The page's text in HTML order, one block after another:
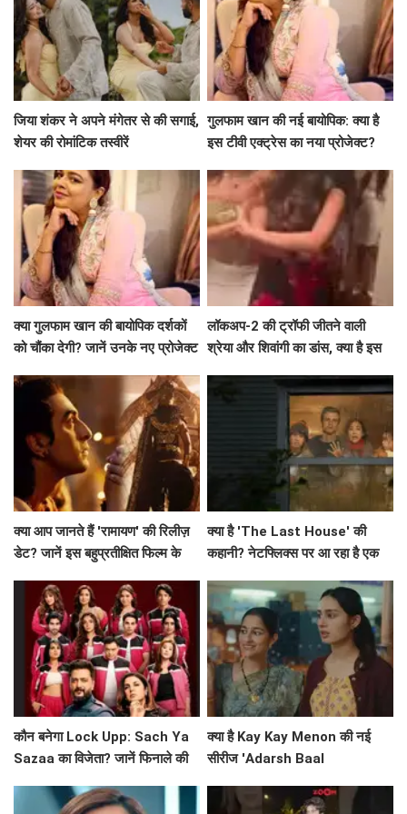
जिया शंकर ने अपने मंगेतर से की सगाई,
शेयर की रोमांटिक तस्वीरें
गुलफाम खान की नई बायोपिक: क्या है
इस टीवी एक्ट्रेस का नया प्रोजेक्ट?
क्या गुलफाम खान की बायोपिक दर्शकों
को चौंका देगी? जानें उनके नए प्रोजेक्ट
लॉकअप-2 की ट्रॉफी जीतने वाली
श्रेया और शिवांगी का डांस, क्या है इस
क्या आप जानते हैं 'रामायण' की रिलीज़
डेट? जानें इस बहुप्रतीक्षित फिल्म के
क्या है 'The Last House' की
कहानी? नेटफ्लिक्स पर आ रहा है एक
कौन बनेगा Lock Upp: Sach Ya
Sazaa का विजेता? जानें फिनाले की
क्या है Kay Kay Menon की नई
सीरीज 'Adarsh Baal